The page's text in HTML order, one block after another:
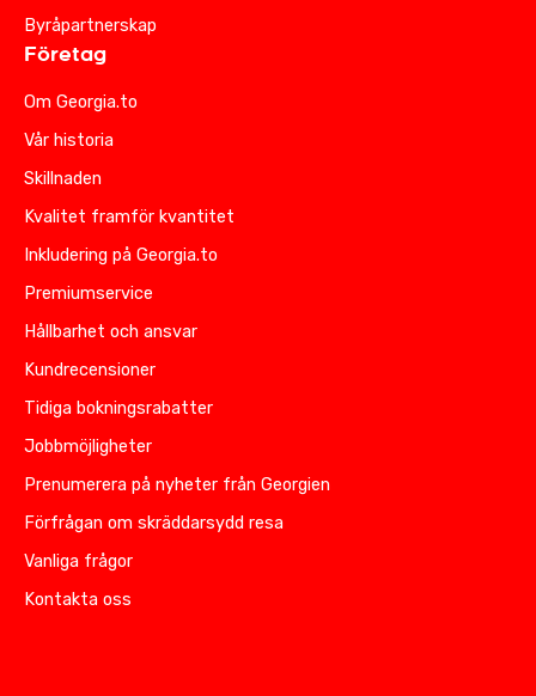
Byråpartnerskap
Företag
Om Georgia.to
Vår historia
Skillnaden
Kvalitet framför kvantitet
Inkludering på Georgia.to
Premiumservice
Hållbarhet och ansvar
Kundrecensioner
Tidiga bokningsrabatter
Jobbmöjligheter
Prenumerera på nyheter från Georgien
Förfrågan om skräddarsydd resa
Vanliga frågor
Kontakta oss